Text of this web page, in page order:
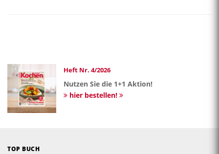
Heft Nr. 4/2026
Nutzen Sie die 1+1 Aktion!
hier bestellen!
TOP BUCH